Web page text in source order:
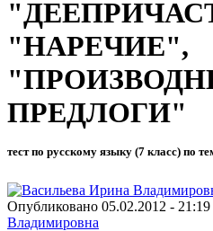
"НАРЕЧИЕ",
ПРЕДЛОГИ"
тест по русскому языку (7 класс) по
Опубликовано 05.02.2012 - 21:19
Владимировна